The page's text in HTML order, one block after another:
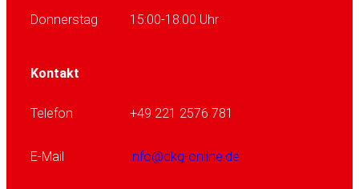
Donnerstag 15:00-18:00 Uhr
Kontakt
Telefon +49 221 2576 781
E-Mail info@dkg-online.de